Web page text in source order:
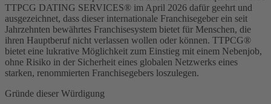
TTPCG DATING SERVICES® im April 2026 dafür geehrt und
ausgezeichnet, dass dieser internationale Franchisegeber ein seit
Jahrzehnten bewährtes Franchisesystem bietet für Menschen, die
ihren Hauptberuf nicht verlassen wollen oder können. TTPCG®
bietet eine lukrative Möglichkeit zum Einstieg mit einem Nebenjob,
ohne Risiko in der Sicherheit eines globalen Netzwerks eines
starken, renommierten Franchisegebers loszulegen.
Gründe dieser Würdigung